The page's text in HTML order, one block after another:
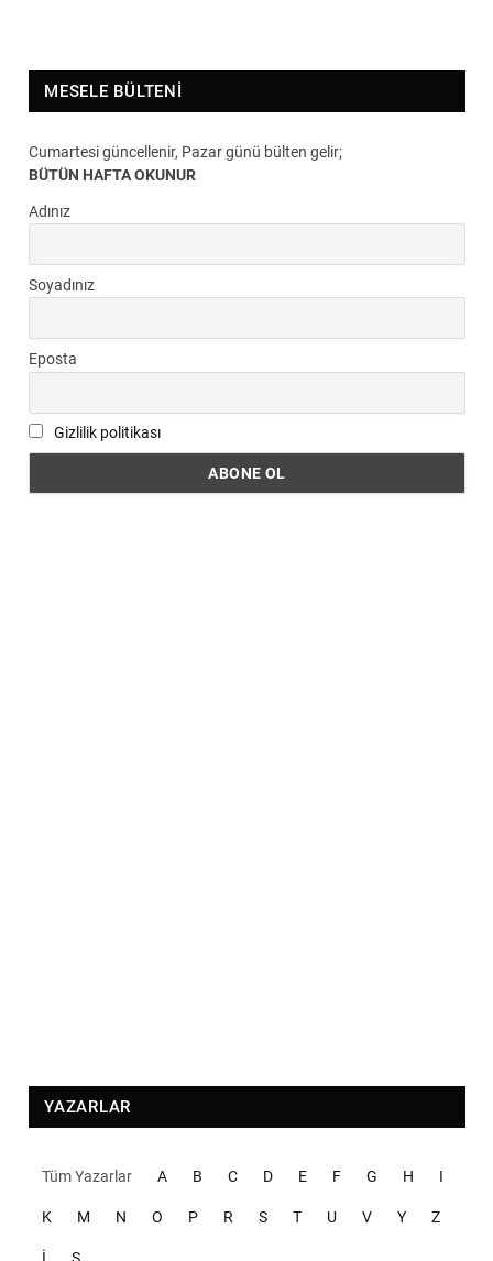
MESELE BÜLTENI
Cumartesi güncellenir, Pazar günü bülten gelir;
BÜTÜN HAFTA OKUNUR
Adınız
Soyadınız
Eposta
Gizlilik politikası
YAZARLAR
Tüm Yazarlar A B C D E F G H I
K M N O P R S T U V Y Z